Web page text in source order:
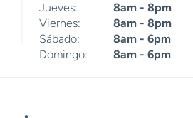
Jueves:
8am - 8pm
Viernes:
8am - 8pm
Sábado:
8am - 6pm
Domingo:
8am - 6pm